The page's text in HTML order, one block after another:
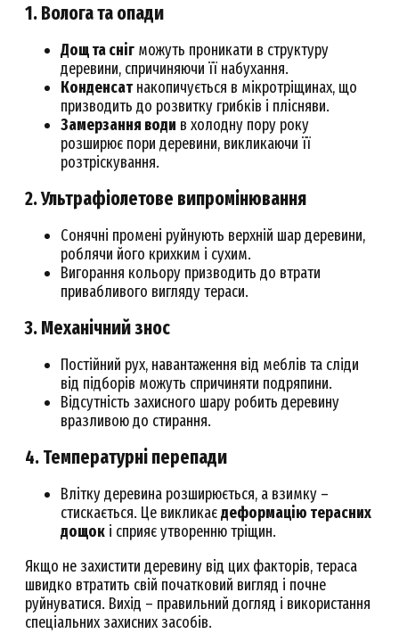
1. Волога та опади
Дощ та сніг можуть проникати в структуру
деревини, спричиняючи її набухання.
Конденсат накопичується в мікротріщинах, що
призводить до розвитку грибків і плісняви.
Замерзання води в холодну пору року
розширює пори деревини, викликаючи її
розтріскування.
2. Ультрафіолетове випромінювання
Сонячні промені руйнують верхній шар деревини,
роблячи його крихким і сухим.
Вигорання кольору призводить до втрати
привабливого вигляду тераси.
3. Механічний знос
Постійний рух, навантаження від меблів та сліди
від підборів можуть спричиняти подряпини.
Відсутність захисного шару робить деревину
вразливою до стирання.
4. Температурні перепади
Влітку деревина розширюється, а взимку –
стискається. Це викликаєдеформацію терасних
дощок і сприяє утворенню тріщин.
Якщо не захистити деревину від цих факторів, тераса
швидко втратить свій початковий вигляд і почне
руйнуватися. Вихід – правильний догляд і використання
спеціальних захисних засобів.